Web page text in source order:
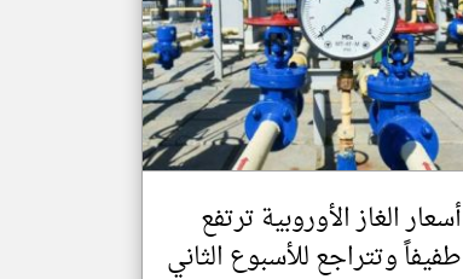
أسعار الغاز الأوروبية ترتفع
طفيفاً وتتراجع للأسبوع الثاني